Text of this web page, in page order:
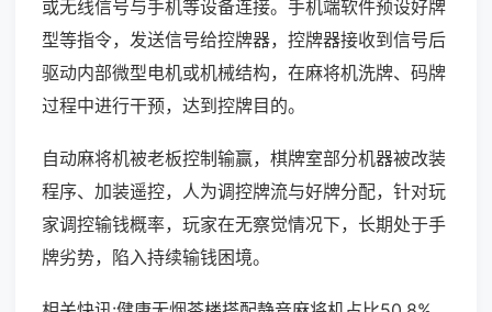
或无线信号与手机等设备连接。手机端软件预设好牌
型等指令，发送信号给控牌器，控牌器接收到信号后
驱动内部微型电机或机械结构，在麻将机洗牌、码牌
过程中进行干预，达到控牌目的。
自动麻将机被老板控制输赢，棋牌室部分机器被改装
程序、加装遥控，人为调控牌流与好牌分配，针对玩
家调控输钱概率，玩家在无察觉情况下，长期处于手
牌劣势，陷入持续输钱困境。